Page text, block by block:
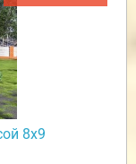
8х9